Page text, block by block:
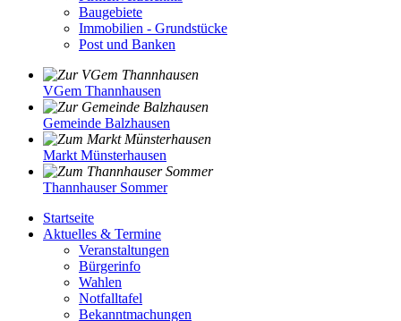
Baugebiete
Immobilien - Grundstücke
Post und Banken
VGem Thannhausen
Gemeinde Balzhausen
Markt Münsterhausen
Thannhauser Sommer
Startseite
Aktuelles & Termine
Veranstaltungen
Bürgerinfo
Wahlen
Notfalltafel
Bekanntmachungen